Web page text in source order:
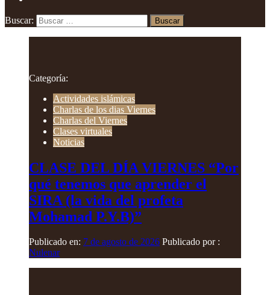
Buscar:
Categoría:
Actividades islámicas
Charlas de los dias Viernes
Charlas del Viernes
Clases virtuales
Noticias
CLASE DEL DÍA VIERNES “Por
qué tenemos que aprender el
SIRA (la vida del profeta
Mohamad P.Y.B)”
Publicado en: 7 de agosto de 2026 Publicado por :
Nulenar